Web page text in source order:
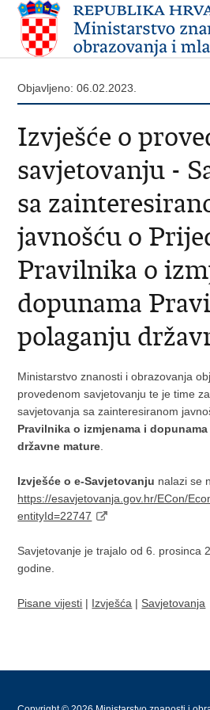
Objavljeno: 06.02.2023.
Izvješće o
savjetovanju -
sa
javnošću o
Pravilnika o
dopunama
polaganju
Ministarstvo znanosti i obrazovanja
provedenom savjetovanju te je time
savjetovanja sa zainteresiranom
Pravilnika o izmjenama i
državne mature
Izvješće o e-Savjetovanju nalazi se
https://esavjetovanja.gov.hr/ECon/
entityId=22747
Savjetovanje je trajalo od 6. prosinca
godine.
Pisane vijesti | Izvješća | Savjetovanja